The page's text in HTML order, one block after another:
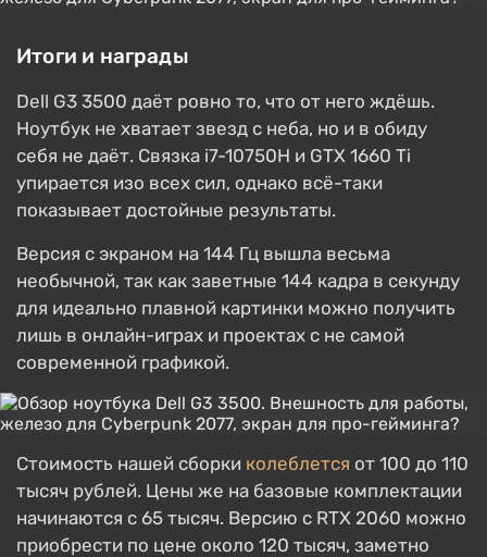
Итоги и награды
Dell G3 3500 даёт ровно то, что от него ждёшь.
Ноутбук не хватает звезд с неба, но и в обиду
себя не даёт. Связка i7-10750H и GTX 1660 Ti
упирается изо всех сил, однако всё-таки
показывает достойные результаты.
Версия с экраном на 144 Гц вышла весьма
необычной, так как заветные 144 кадра в секунду
для идеально плавной картинки можно получить
лишь в онлайн-играх и проектах с не самой
современной графикой.
Стоимость нашей сборки колеблется от 100 до 110
тысяч рублей. Цены же на базовые комплектации
начинаются с 65 тысяч. Версию с RTX 2060 можно
приобрести по цене около 120 тысяч, заметно